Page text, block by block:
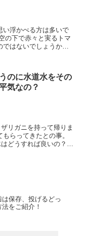
のに水道水をその
気なの？
リガニを持って帰りま
どうすれば良いの？
保存、投げるどっ
をご紹介！